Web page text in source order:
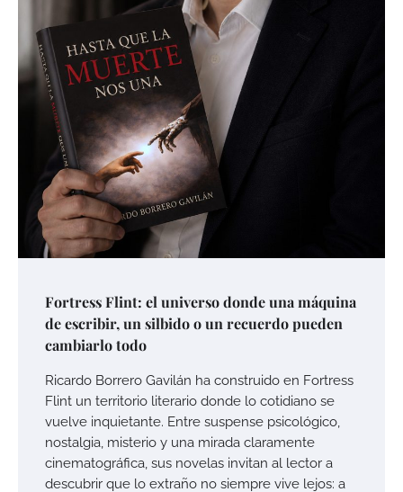
Fortress Flint: el universo donde una máquina
de escribir, un silbido o un recuerdo pueden
cambiarlo todo
Ricardo Borrero Gavilán ha construido en Fortress
Flint un territorio literario donde lo cotidiano se
vuelve inquietante. Entre suspense psicológico,
nostalgia, misterio y una mirada claramente
cinematográfica, sus novelas invitan al lector a
descubrir que lo extraño no siempre vive lejos: a